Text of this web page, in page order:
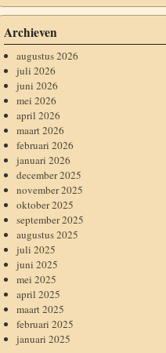
Archieven
augustus 2026
juli 2026
juni 2026
mei 2026
april 2026
maart 2026
februari 2026
januari 2026
december 2025
november 2025
oktober 2025
september 2025
augustus 2025
juli 2025
juni 2025
mei 2025
april 2025
maart 2025
februari 2025
januari 2025